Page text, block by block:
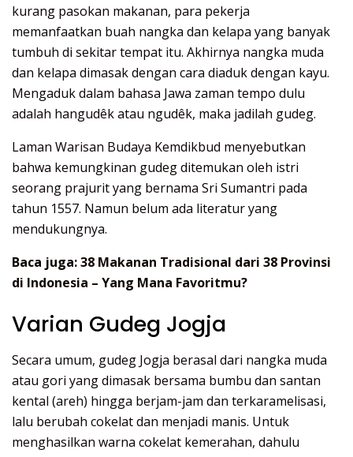
kurang pasokan makanan, para pekerja
memanfaatkan buah nangka dan kelapa yang banyak
tumbuh di sekitar tempat itu. Akhirnya nangka muda
dan kelapa dimasak dengan cara diaduk dengan kayu.
Mengaduk dalam bahasa Jawa zaman tempo dulu
adalah hangudêk atau ngudêk, maka jadilah gudeg.
Laman Warisan Budaya Kemdikbud menyebutkan
bahwa kemungkinan gudeg ditemukan oleh istri
seorang prajurit yang bernama Sri Sumantri pada
tahun 1557. Namun belum ada literatur yang
mendukungnya.
Baca juga:38 Makanan Tradisional dari 38 Provinsi
di Indonesia – Yang Mana Favoritmu?
Varian Gudeg Jogja
Secara umum, gudeg Jogja berasal dari nangka muda
atau gori yang dimasak bersama bumbu dan santan
kental (areh) hingga berjam-jam dan terkaramelisasi,
lalu berubah cokelat dan menjadi manis. Untuk
menghasilkan warna cokelat kemerahan, dahulu